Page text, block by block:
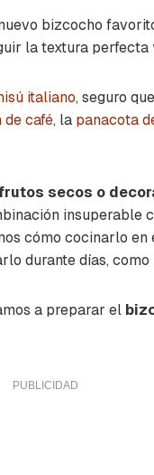
bizcocho
la textura
italiano, seguro
de café, la panacota
secos o
insuperable
cómo cocinarlo en
durante días, como
a preparar el